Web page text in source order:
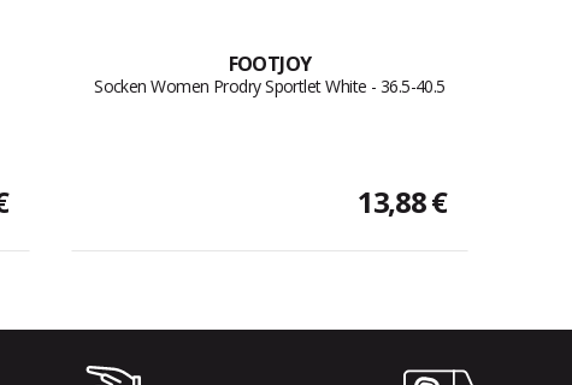
FOOTJOY
Socken Women Prodry Sportlet White - 36.5-40.5
13,88 €